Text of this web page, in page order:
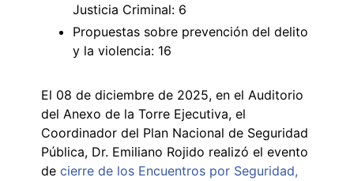
Justicia Criminal: 6
Propuestas sobre prevención del delito
y la violencia: 16
El 08 de diciembre de 2025, en el Auditorio
del Anexo de la Torre Ejecutiva, el
Coordinador del Plan Nacional de Seguridad
Pública, Dr. Emiliano Rojido realizó el evento
de cierre de los Encuentros por Seguridad,